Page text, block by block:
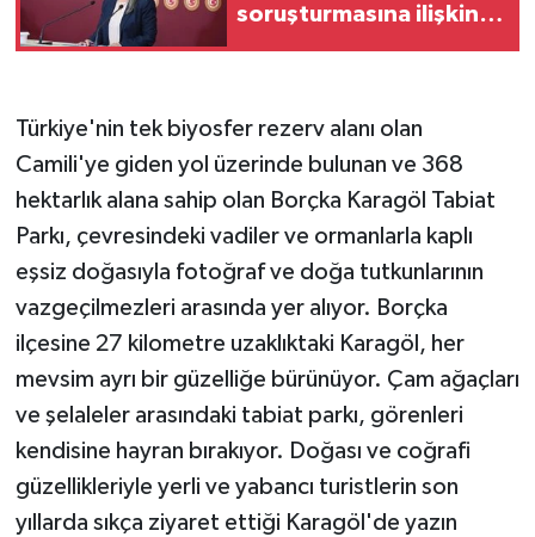
soruşturmasına ilişkin
Türkiye'nin tek biyosfer rezerv alanı olan
Camili'ye giden yol üzerinde bulunan ve 368
hektarlık alana sahip olan Borçka Karagöl Tabiat
Parkı, çevresindeki vadiler ve ormanlarla kaplı
eşsiz doğasıyla fotoğraf ve doğa tutkunlarının
vazgeçilmezleri arasında yer alıyor. Borçka
ilçesine 27 kilometre uzaklıktaki Karagöl, her
mevsim ayrı bir güzelliğe bürünüyor. Çam ağaçları
ve şelaleler arasındaki tabiat parkı, görenleri
kendisine hayran bırakıyor. Doğası ve coğrafi
güzellikleriyle yerli ve yabancı turistlerin son
yıllarda sıkça ziyaret ettiği Karagöl'de yazın